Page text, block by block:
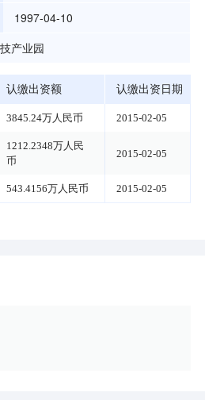
1997-04-10
产业园
认缴出资额 认缴出资日期
3845.24万人民币 2015-02-05
1212.2348万人民
币
2015-02-05
543.4156万人民币 2015-02-05